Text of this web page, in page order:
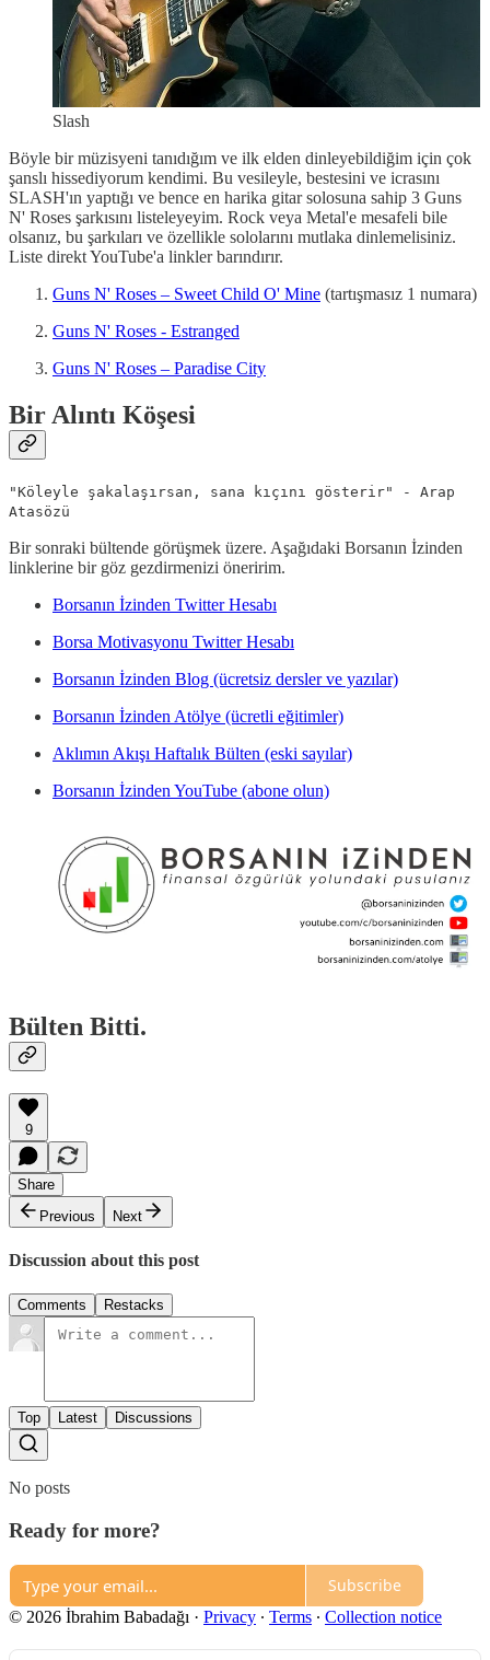
Slash
Böyle bir müzisyeni tanıdığım ve ilk elden dinleyebildiğim için çok
şanslı hissediyorum kendimi. Bu vesileyle, bestesini ve icrasını
SLASH'ın yaptığı ve bence en harika gitar solosuna sahip 3 Guns
N' Roses şarkısını listeleyeyim. Rock veya Metal'e mesafeli bile
olsanız, bu şarkıları ve özellikle sololarını mutlaka dinlemelisiniz.
Liste direkt YouTube'a linkler barındırır.
Guns N' Roses – Sweet Child O' Mine (tartışmasız 1 numara)
Guns N' Roses - Estranged
Guns N' Roses – Paradise City
Bir Alıntı Köşesi
"Köleyle şakalaşırsan, sana kıçını gösterir" - Arap
Atasözü
Bir sonraki bültende görüşmek üzere. Aşağıdaki Borsanın İzinden
linklerine bir göz gezdirmenizi öneririm.
Borsanın İzinden Twitter Hesabı
Borsa Motivasyonu Twitter Hesabı
Borsanın İzinden Blog (ücretsiz dersler ve yazılar)
Borsanın İzinden Atölye (ücretli eğitimler)
Aklımın Akışı Haftalık Bülten (eski sayılar)
Borsanın İzinden YouTube (abone olun)
Bülten Bitti.
9
Share
Previous
Next
Discussion about this post
Comments Restacks
Top Latest Discussions
No posts
Ready for more?
Subscribe
© 2026 İbrahim Babadağı · Privacy ∙ Terms ∙ Collection notice